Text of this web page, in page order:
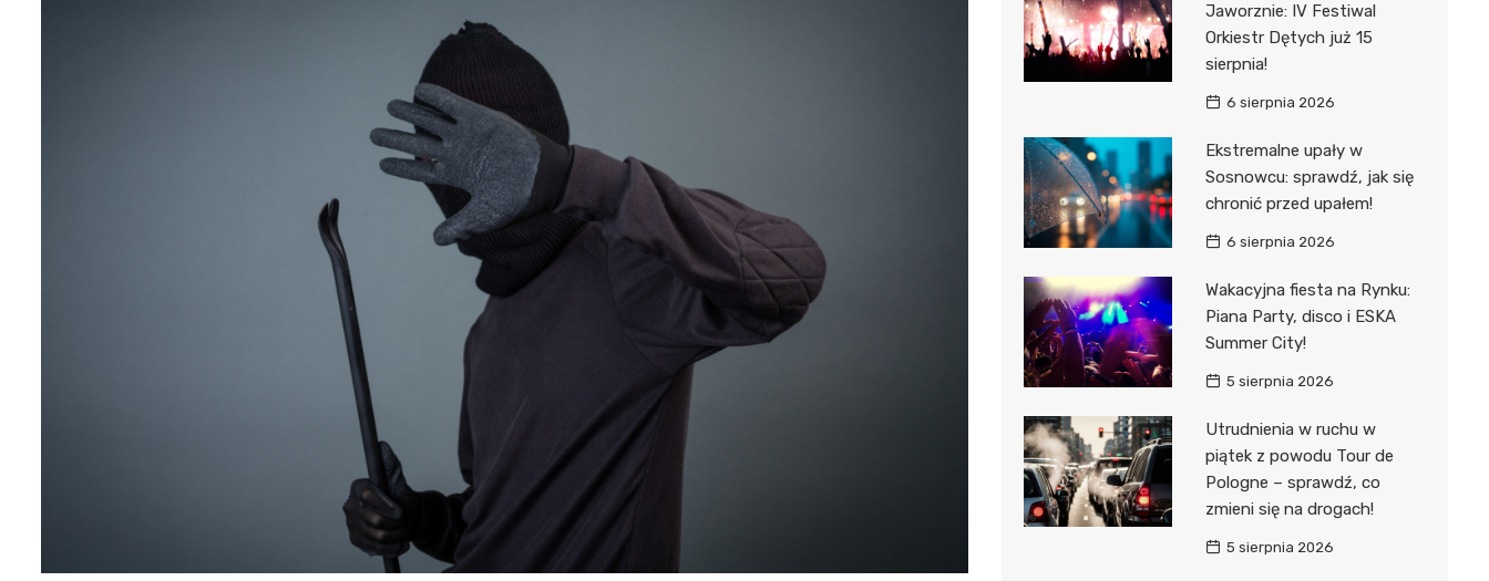
Jaworznie: IV Festiwal
Orkiestr Dętych już 15
sierpnia!
6 sierpnia 2026
Ekstremalne upały w
Sosnowcu: sprawdź, jak się
chronić przed upałem!
6 sierpnia 2026
Wakacyjna fiesta na Rynku:
Piana Party, disco i ESKA
Summer City!
5 sierpnia 2026
Utrudnienia w ruchu w
piątek z powodu Tour de
Pologne – sprawdź, co
zmieni się na drogach!
5 sierpnia 2026